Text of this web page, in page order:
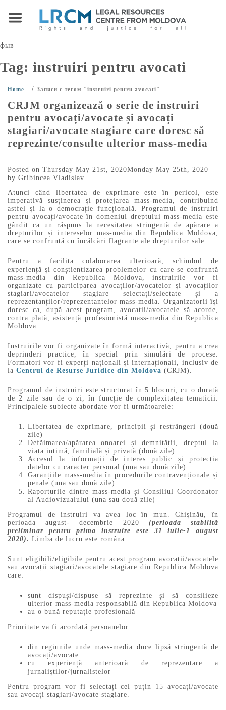
фыв
Tag: instruiri pentru avocati
Home / Записи с тегом "instruiri pentru avocati"
CRJM organizează o serie de instruiri
pentru avocați/avocate și avocați
stagiari/avocate stagiare care doresc să
reprezinte/consulte ulterior mass-media
Posted on Thursday May 21st, 2020Monday May 25th, 2020
by Gribincea Vladislav
Atunci când libertatea de exprimare este în pericol, este
imperativă susținerea și protejarea mass-media, contribuind
astfel și la o democrație funcțională. Programul de instruiri
pentru avocați/avocate în domeniul dreptului mass-media este
gândit ca un răspuns la necesitatea stringentă de apărare a
drepturilor și intereselor mas-media din Republica Moldova,
care se confruntă cu încălcări flagrante ale drepturilor sale.
Pentru a facilita colaborarea ulterioară, schimbul de
experiență și conștientizarea problemelor cu care se confruntă
mass-media din Republica Moldova, instruirile vor fi
organizate cu participarea avocaților/avocatelor și avocaților
stagiari/avocatelor stagiare selectați/selectate și a
reprezentanților/reprezentantelor mass-media. Organizatorii își
doresc ca, după acest program, avocații/avocatele să acorde,
contra plată, asistență profesionistă mass-media din Republica
Moldova.
Instruirile vor fi organizate în formă interactivă, pentru a crea
deprinderi practice, în special prin simulări de procese.
Formatori vor fi experți naționali și internaționali, inclusiv de
la Centrul de Resurse Juridice din Moldova (CRJM).
Programul de instruiri este structurat în 5 blocuri, cu o durată
de 2 zile sau de o zi, în funcție de complexitatea tematicii.
Principalele subiecte abordate vor fi următoarele:
Libertatea de exprimare, principii și restrângeri (două
zile)
Defăimarea/apărarea onoarei și demnității, dreptul la
viața intimă, familială și privată (două zile)
Accesul la informații de interes public și protecția
datelor cu caracter personal (una sau două zile)
Garanțiile mass-media în procedurile contravenționale și
penale (una sau două zile)
Raporturile dintre mass-media și Consiliul Coordonator
al Audiovizualului (una sau două zile)
Programul de instruiri va avea loc în mun. Chișinău, în
perioada august- decembrie 2020 (perioada stabilită
preliminar pentru prima instruire este 31 iulie-1 august
2020). Limba de lucru este româna.
Sunt eligibili/eligibile pentru acest program avocații/avocatele
sau avocații stagiari/avocatele stagiare din Republica Moldova
care:
sunt dispuși/dispuse să reprezinte și să consilieze
ulterior mass-media responsabilă din Republica Moldova
au o bună reputație profesională
Prioritate va fi acordată persoanelor:
din regiunile unde mass-media duce lipsă stringentă de
avocați/avocate
cu experiență anterioară de reprezentare a
jurnaliștilor/jurnalistelor
Pentru program vor fi selectați cel puțin 15 avocați/avocate
sau avocați stagiari/avocate stagiare.